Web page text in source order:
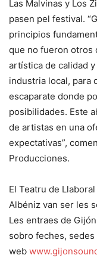
Las Malvinas y Los
pasen pel festival.
principios
que no fueron otros
artística de calidad
industria local, para
escaparate donde
posibilidades. Este
de artistas en una
expectativas”,
Producciones.
El Teatru de
Albéniz van ser les
Les entraes de
sobro feches,
web